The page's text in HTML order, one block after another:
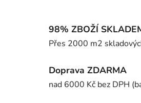
98% ZBOŽÍ
Přes 2000 m2
Doprava ZDARMA
nad 6000 Kč bez DPH